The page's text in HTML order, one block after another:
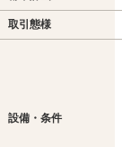
取引態様
設備・条件